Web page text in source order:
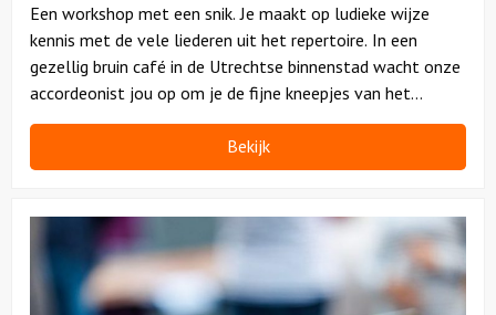
Een workshop met een snik. Je maakt op ludieke wijze
kennis met de vele liederen uit het repertoire. In een
gezellig bruin café in de Utrechtse binnenstad wacht onze
accordeonist jou op om je de fijne kneepjes van het
smartlappen zingen te leren.
Bekijk
Workshop